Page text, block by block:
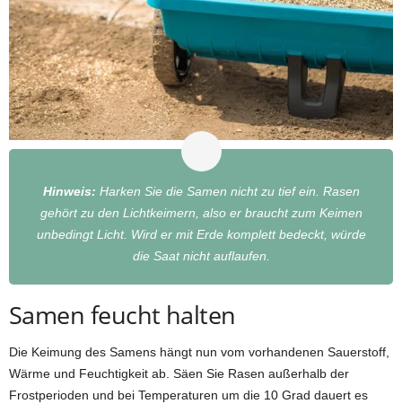
Hinweis: Harken Sie die Samen nicht zu tief ein. Rasen
gehört zu den Lichtkeimern, also er braucht zum Keimen
unbedingt Licht. Wird er mit Erde komplett bedeckt, würde
die Saat nicht auflaufen.
Samen feucht halten
Die Keimung des Samens hängt nun vom vorhandenen Sauerstoff,
Wärme und Feuchtigkeit ab. Säen Sie Rasen außerhalb der
Frostperioden und bei Temperaturen um die 10 Grad dauert es